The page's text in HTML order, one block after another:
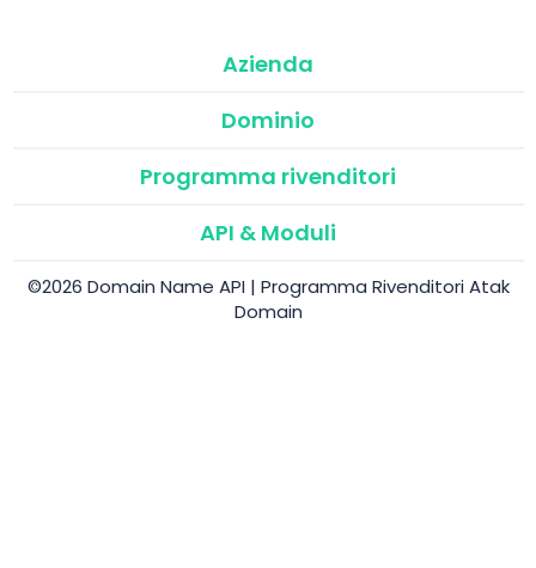
Azienda
Dominio
Programma rivenditori
API & Moduli
©2026 Domain Name API | Programma Rivenditori Atak
Domain